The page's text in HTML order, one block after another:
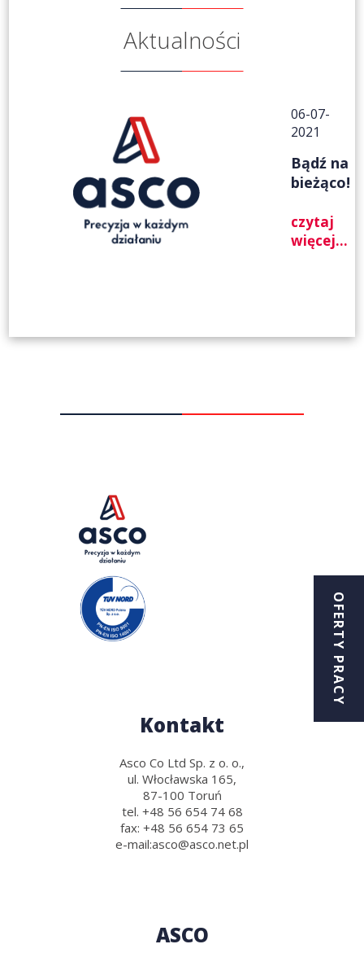
OFERTY PRACY
Aktualności
06-07-
2021
Bądź na
bieżąco!
czytaj
więcej...
Kontakt
Asco Co Ltd Sp. z o. o.,
ul. Włocławska 165,
87-100 Toruń
tel. +48 56 654 74 68
fax: +48 56 654 73 65
e-mail:asco@asco.net.pl
ASCO